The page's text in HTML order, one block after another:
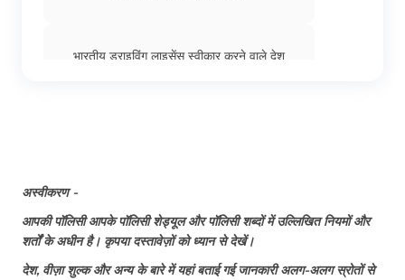
यूके वीज़ा आवेदन की स्थिति
भारतीय ड्राइविंग लाइसेंस स्वीकार करने वाले देश
भारतीयों के लिए वीजा फ्री देश
अस्वीकरण -
आपकी पॉलिसी आपके पॉलिसी शेड्यूल और पॉलिसी शब्दों में उल्लिखित नियमों और
शर्तों के अधीन है। कृपया दस्तावेज़ों को ध्यान से देखें।
देश, वीज़ा शुल्क और अन्य के बारे में यहां बताई गई जानकारी अलग-अलग स्रोतों से